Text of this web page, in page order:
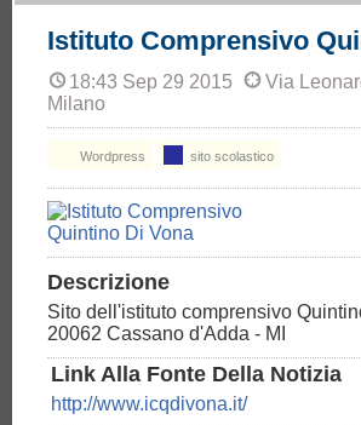
Istituto Comprensivo
18:43 Sep 29 2015
Via
Milano
Wordpress sito scolastico
Descrizione
Sito dell'istituto comprensivo
20062 Cassano d'Adda - MI
Link Alla Fonte Della Notizia
http://www.icqdivona.it/